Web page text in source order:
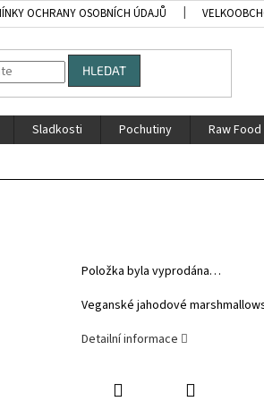
OCHRANY OSOBNÍCH ÚDAJŮ
HLEDAT
Sladkosti Pochutiny Raw Food
Položka byla vyprodána…
Veganské jahodové
Detailní informace